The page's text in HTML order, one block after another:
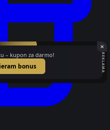
✕
– kupon za darmo!
bonus REKLAMA